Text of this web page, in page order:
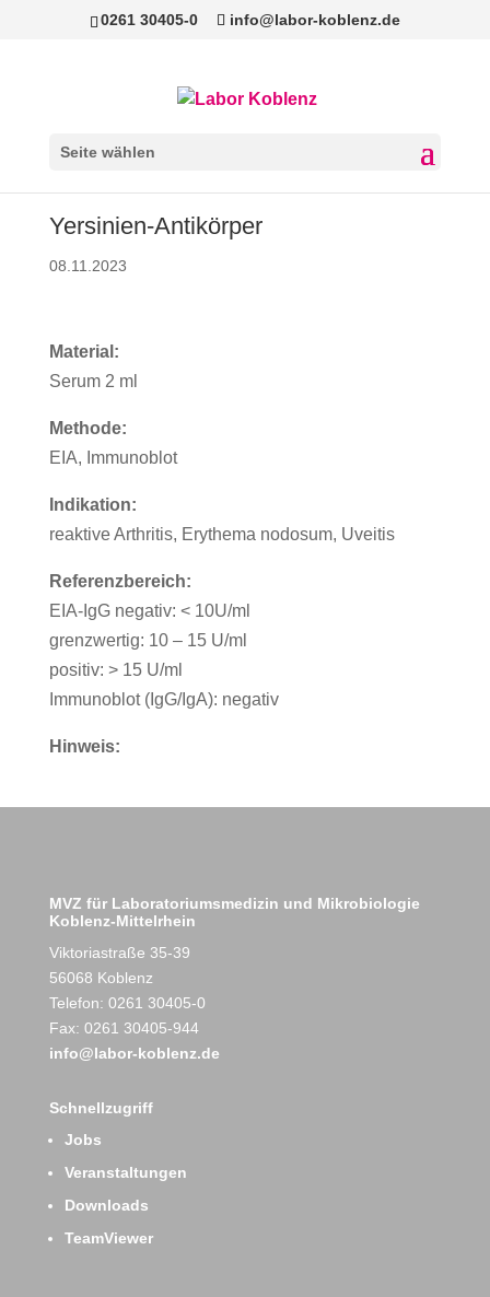
0261 30405-0 info@labor-koblenz.de
Seite wählen
Yersinien-Antikörper
08.11.2023
Material:
Serum 2 ml
Methode:
EIA, Immunoblot
Indikation:
reaktive Arthritis, Erythema nodosum, Uveitis
Referenzbereich:
EIA-IgG negativ: < 10U/ml
grenzwertig: 10 – 15 U/ml
positiv: > 15 U/ml
Immunoblot (IgG/IgA): negativ
Hinweis:
MVZ für Laboratoriumsmedizin und Mikrobiologie
Koblenz-Mittelrhein
Viktoriastraße 35-39
56068 Koblenz
Telefon: 0261 30405-0
Fax: 0261 30405-944
info@labor-koblenz.de
Schnellzugriff
Jobs
Veranstaltungen
Downloads
TeamViewer